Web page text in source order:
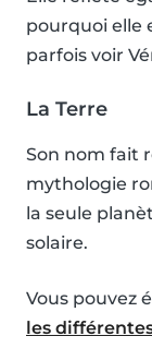
pourquoi elle
parfois voir
La Terre
Son nom fait
mythologie
la seule
solaire.
Vous pouvez
les